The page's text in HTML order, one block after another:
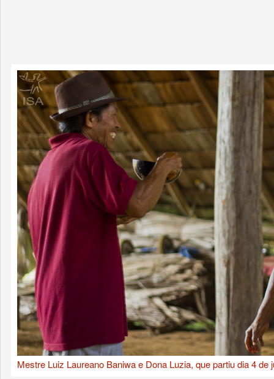
Mestre Luiz Laureano Baniwa e Dona Luzia, que partiu dia 4 de